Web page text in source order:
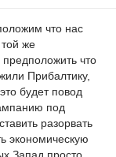
что нас
же
что
Прибалтику,
будет повод
под
разорвать
экономическую